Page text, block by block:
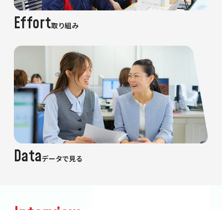
Effort取り組み
Dataデータで見る